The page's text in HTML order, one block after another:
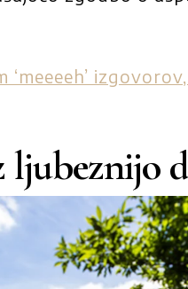
‘meeeeh’
ljubeznijo